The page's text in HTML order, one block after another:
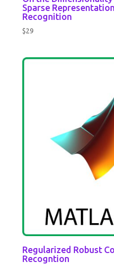
Sparse
Recognition
$29
Regularized Robust
Recogntion